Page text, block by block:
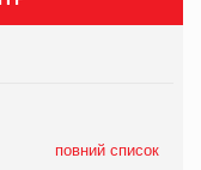
повний список